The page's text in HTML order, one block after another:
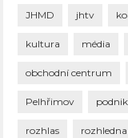
JHMD jhtv
kultura média
obchodní centrum
Pelhřimov
rozhlas rozhledna